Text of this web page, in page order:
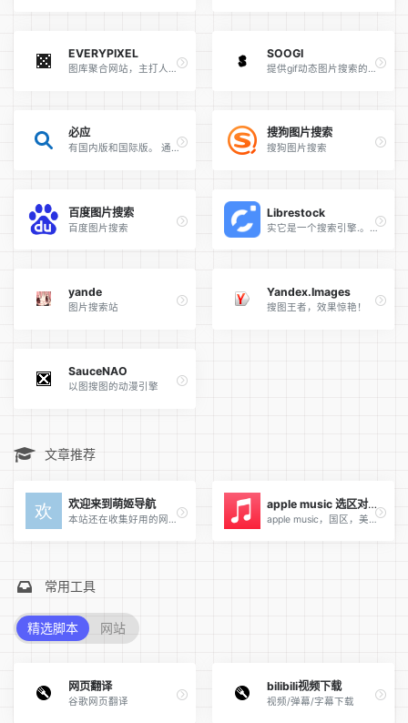
EVERYPIXEL
图库聚合网站，主打人工智能搜索，支持以图搜图的智能搜图工具。可以搜索各大图片网站的图片，并对齐进行精准化的分类。
SOOGI
提供gif动态图片搜索的网站。 不仅有大量的搞笑、表情、美女、明星、热门事件GIF动图
必应
有国内版和国际版。 通过点击搜索框上方的按钮即可切换对应的版本
搜狗图片搜索
搜狗图片搜索
百度图片搜索
百度图片搜索
Librestock
实它是一个搜索引擎.。 你可以在librestock里一键搜索国外40多个免费无版权图片素材
yande
图片搜索站
Yandex.Images
搜图王者，效果惊艳！
SauceNAO
以图搜图的动漫引擎
文章推荐
欢迎来到萌姬导航 apple music 选区对比
apple music，国区，美区，新加坡区，日本区等等，有什么区别...
常用工具
精选脚本 网站
网页翻译
谷歌网页翻译
bilibili视频下载
视频/弹幕/字幕下载